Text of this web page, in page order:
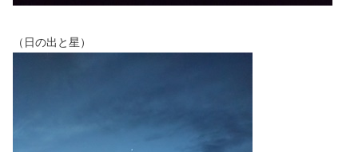
（日の出と星）